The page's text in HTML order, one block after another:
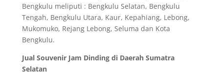
Bengkulu meliputi : Bengkulu Selatan, Bengkulu
Tengah, Bengkulu Utara, Kaur, Kepahiang, Lebong,
Mukomuko, Rejang Lebong, Seluma dan Kota
Bengkulu.
Jual Souvenir Jam Dinding di Daerah Sumatra
Selatan